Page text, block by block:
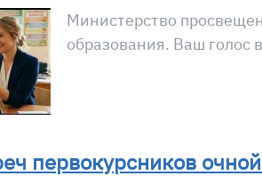
Министерство
образования. Ваш голос
первокурсников